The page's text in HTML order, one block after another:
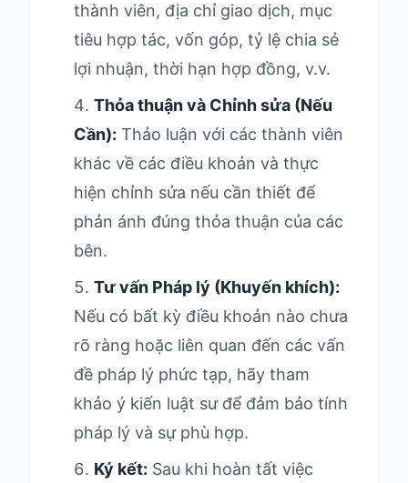
thành viên, địa chỉ giao dịch, mục
tiêu hợp tác, vốn góp, tỷ lệ chia sẻ
lợi nhuận, thời hạn hợp đồng, v.v.
Thỏa thuận và Chỉnh sửa (Nếu
Cần): Thảo luận với các thành viên
khác về các điều khoản và thực
hiện chỉnh sửa nếu cần thiết để
phản ánh đúng thỏa thuận của các
bên.
Tư vấn Pháp lý (Khuyến khích):
Nếu có bất kỳ điều khoản nào chưa
rõ ràng hoặc liên quan đến các vấn
đề pháp lý phức tạp, hãy tham
khảo ý kiến luật sư để đảm bảo tính
pháp lý và sự phù hợp.
Ký kết: Sau khi hoàn tất việc